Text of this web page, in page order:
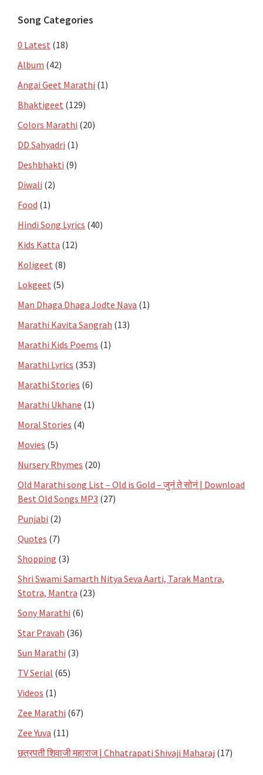
Song Categories
0 Latest (18)
Album (42)
Angai Geet Marathi (1)
Bhaktigeet (129)
Colors Marathi (20)
DD Sahyadri (1)
Deshbhakti (9)
Diwali (2)
Food (1)
Hindi Song Lyrics (40)
Kids Katta (12)
Koligeet (8)
Lokgeet (5)
Man Dhaga Dhaga Jodte Nava (1)
Marathi Kavita Sangrah (13)
Marathi Kids Poems (1)
Marathi Lyrics (353)
Marathi Stories (6)
Marathi Ukhane (1)
Moral Stories (4)
Movies (5)
Nursery Rhymes (20)
Old Marathi song List – Old is Gold – जुनं ते सोनं | Download
Best Old Songs MP3 (27)
Punjabi (2)
Quotes (7)
Shopping (3)
Shri Swami Samarth Nitya Seva Aarti, Tarak Mantra,
Stotra, Mantra (23)
Sony Marathi (6)
Star Pravah (36)
Sun Marathi (3)
TV Serial (65)
Videos (1)
Zee Marathi (67)
Zee Yuva (11)
छत्रपती शिवाजी महाराज | Chhatrapati Shivaji Maharaj (17)